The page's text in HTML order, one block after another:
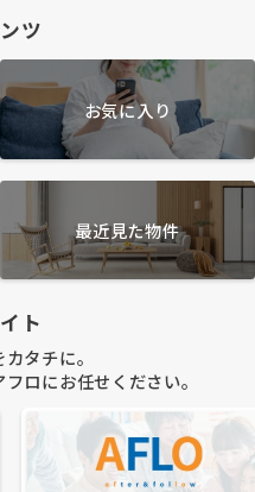
ツ
お気に入り
最近見た物件
ト
タチに。
ロにお任せください。